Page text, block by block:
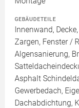
GEBÄUDETEILE
Innenwand,
Zargen, Fenster /
Algensanierung,
Asphalt
Gewerbedach,
Dachabdichtung,